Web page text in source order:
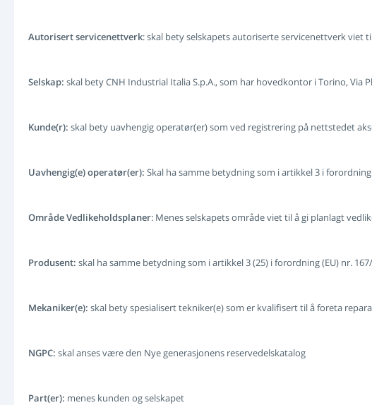
Autorisert servicenettverk: skal bety selskapets autoriserte servicenettverk viet
Selskap: skal bety CNH Industrial Italia S.p.A., som har hovedkontor i Torino, Via
Kunde(r): skal bety uavhengig operatør(er) som ved registrering på nettstedet
Uavhengig(e) operatør(er): Skal ha samme betydning som i artikkel 3 i
Område Vedlikeholdsplaner: Menes selskapets område viet til å gi planlagt
Produsent: skal ha samme betydning som i artikkel 3 (25) i forordning (EU) nr.
Mekaniker(e): skal bety spesialisert tekniker(e) som er kvalifisert til å foreta
NGPC: skal anses være den Nye generasjonens reservedelskatalog
Part(er): menes kunden og selskapet